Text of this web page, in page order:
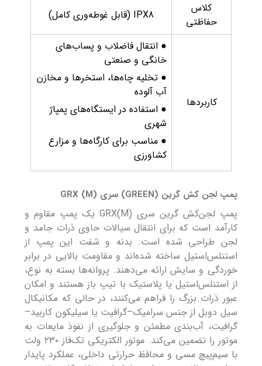
کلاس
حفاظتی
IPX8 (قابل غوطه‌وری کامل)
کاربردها
● انتقال فاضلاب و پساب‌های
خانگی و صنعتی
● تخلیه چاه‌ها، استخرها و مخازن
آب آلوده
● استفاده در ایستگاه‌های پمپاژ
شهری
● مناسب برای کارگاه‌ها و مزارع
کشاورزی
پمپ لجن کش گرین (GREEN) سری GRX (M)
پمپ لجن‌کش گرین سری GRX(M) یک پمپ مقاوم و
کارآمد است که برای انتقال سیالات حاوی ذرات جامد و
لجن طراحی شده است. بدنه و شفت این پمپ از
استنلس‌استیل ساخته شده‌اند و مقاومت بالایی در برابر
خوردگی و سایش ارائه می‌دهند. پروانه‌ها بسته به نوع،
از استنلس‌استیل یا پلاستیک با تیپ باز هستند و امکان
عبور ذرات بزرگ را فراهم می‌کنند، در حالی که مکانیکال
سیل دوبل از جنس سرامیک–گرافیت یا سیلیکون کاربید–
گرافیت، آب‌بندی مطمئن و جلوگیری از نفوذ مایعات به
موتور را تضمین می‌کند. موتور الکتریکی تک‌فاز ۲۳۰ ولت
با سیم‌پیچ مسی و محافظ حرارتی داخلی، عملکرد پایدار